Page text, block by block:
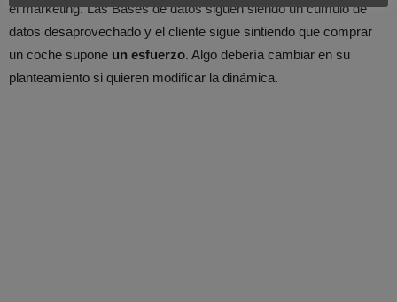
el marketing. Las Bases de datos siguen siendo un cúmulo de
datos desaprovechado y el cliente sigue sintiendo que comprar
un coche supone un esfuerzo. Algo debería cambiar en su
planteamiento si quieren modificar la dinámica.